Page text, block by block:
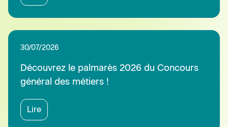
30/07/2026
Découvrez le palmarès 2026 du Concours
général des métiers !
Lire